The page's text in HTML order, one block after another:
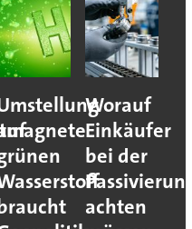
Worauf
Einkäufer
bei der
achten